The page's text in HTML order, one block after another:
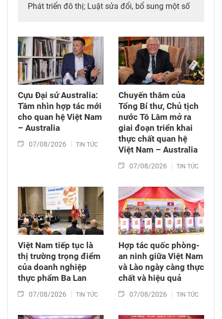
Phát triển đô thị; Luật sửa đổi, bổ sung một số
nghiệp và môi trường; Luật sửa đổi, bổ sung
một số điều của Luật Tần số vô tuyến điện,
Luật Viễn thông, Luật Giao dịch điện tử và Luật
Chuyển giao công nghệ. Sau đó, Quốc hội thảo
luận ở tổ về 3 dự án Luật trên.
Cựu Đại sứ Australia:
Tầm nhìn hợp tác mới
cho quan hệ Việt Nam
– Australia
07/08/2026 TIN TỨC
Chuyến thăm của
Tổng Bí thư, Chủ tịch
nước Tô Lâm mở ra
giai đoạn triển khai
thực chất quan hệ
Việt Nam – Australia
07/08/2026 TIN TỨC
Việt Nam tiếp tục là
thị trường trọng điểm
của doanh nghiệp
thực phẩm Ba Lan
07/08/2026 TIN TỨC
Hợp tác quốc phòng-
an ninh giữa Việt Nam
và Lào ngày càng thực
chất và hiệu quả
07/08/2026 TIN TỨC